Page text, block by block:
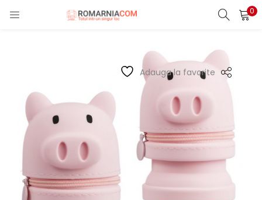
0
LOGIN REGISTER
Enter your username and password to login.
Remember me
Lost password?
Adauga la favorite